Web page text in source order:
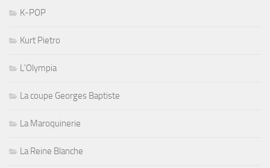
K-POP
Kurt Pietro
L'Olympia
La coupe Georges Baptiste
La Maroquinerie
La Reine Blanche